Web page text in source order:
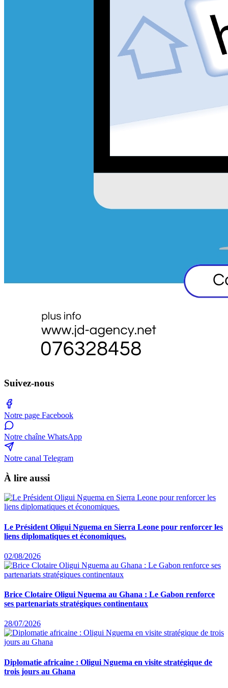
Suivez-nous
Notre page Facebook
Notre chaîne WhatsApp
Notre canal Telegram
À lire aussi
Le Président Oligui Nguema en Sierra Leone pour renforcer les
liens diplomatiques et économiques.
02/08/2026
Brice Clotaire Oligui Nguema au Ghana : Le Gabon renforce
ses partenariats stratégiques continentaux
28/07/2026
Diplomatie africaine : Oligui Nguema en visite stratégique de
trois jours au Ghana